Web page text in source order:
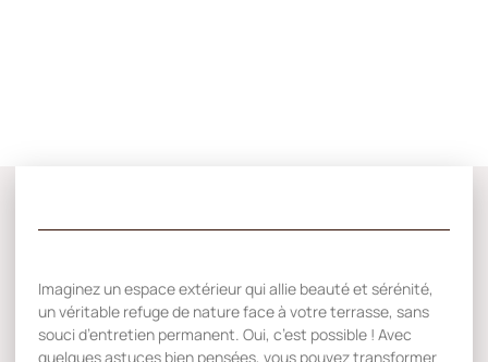
Imaginez un espace extérieur qui allie beauté et sérénité,
un véritable refuge de nature face à votre terrasse, sans
souci d’entretien permanent. Oui, c’est possible ! Avec
quelques astuces bien pensées, vous pouvez transformer